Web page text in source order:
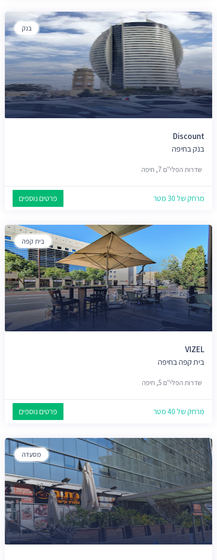
בנק
Discount
בנק בחיפה
שדרות הפלי"ם 7, חיפה
מרחק של 30 מטר פרטים נוספים
בית קפה
VIZEL
בית קפה בחיפה
שדרות הפלי"ם 5, חיפה
מרחק של 40 מטר פרטים נוספים
מסעדה